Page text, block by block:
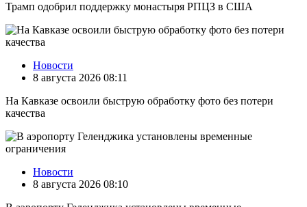
Трамп одобрил поддержку монастыря РПЦЗ в США
Новости
8 августа 2026 08:11
На Кавказе освоили быструю обработку фото без потери
качества
Новости
8 августа 2026 08:10